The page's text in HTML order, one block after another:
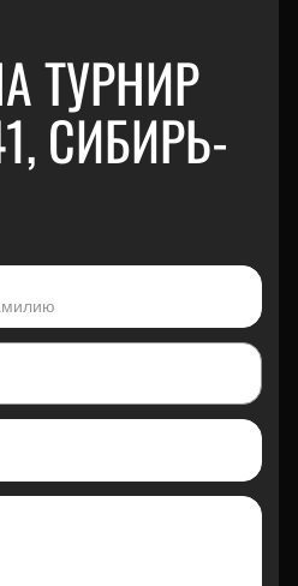
ТУРНИР
СИБИРЬ-